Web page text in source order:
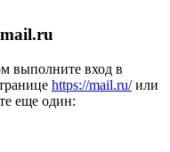
выполните вход в
https://mail.ru/или
еще один: